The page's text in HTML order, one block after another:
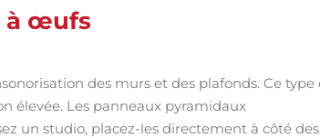
à œufs
des murs et des plafonds. Ce type
élevée. Les panneaux pyramidaux
un studio, placez-les directement à côté des